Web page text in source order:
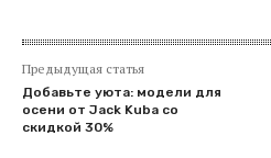
Предыдущая статья
Добавьте уюта: модели для
осени от Jack Kuba со
скидкой 30%